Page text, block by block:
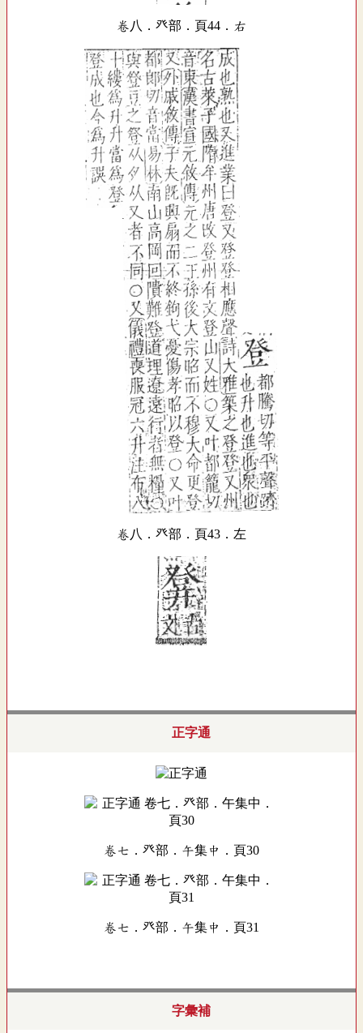
卷八．癶部．頁44．右
卷八．癶部．頁43．左
正字通
卷七．癶部．午集中．頁30
卷七．癶部．午集中．頁31
字彙補